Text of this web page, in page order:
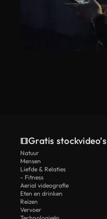
Gratis stockvideo’s
Natuur
Mensen
Liefde & Relaties
- Fitness
Aerial videografie
Eten en drinken
Reizen
Vervoer